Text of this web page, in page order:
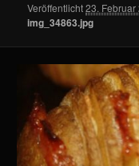
Veröffentlicht23. Februar
img_34863.jpg